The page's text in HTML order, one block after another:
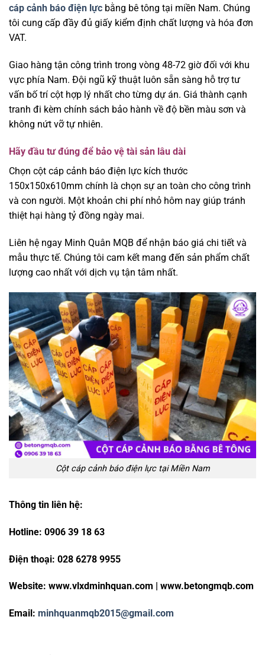
cáp cảnh báo điện lực bằng bê tông tại miền Nam. Chúng
tôi cung cấp đầy đủ giấy kiểm định chất lượng và hóa đơn
VAT.
Giao hàng tận công trình trong vòng 48-72 giờ đối với khu
vực phía Nam. Đội ngũ kỹ thuật luôn sẵn sàng hỗ trợ tư
vấn bố trí cột hợp lý nhất cho từng dự án. Giá thành cạnh
tranh đi kèm chính sách bảo hành về độ bền màu sơn và
không nứt vỡ tự nhiên.
Hãy đầu tư đúng để bảo vệ tài sản lâu dài
Chọn cột cáp cảnh báo điện lực kích thước
150x150x610mm chính là chọn sự an toàn cho công trình
và con người. Một khoản chi phí nhỏ hôm nay giúp tránh
thiệt hại hàng tỷ đồng ngày mai.
Liên hệ ngay Minh Quân MQB để nhận báo giá chi tiết và
mẫu thực tế. Chúng tôi cam kết mang đến sản phẩm chất
lượng cao nhất với dịch vụ tận tâm nhất.
Cột cáp cảnh báo điện lực tại Miền Nam
Thông tin liên hệ:
Hotline: 0906 39 18 63
Điện thoại: 028 6278 9955
Website: www.vlxdminhquan.com | www.betongmqb.com
Email: minhquanmqb2015@gmail.com